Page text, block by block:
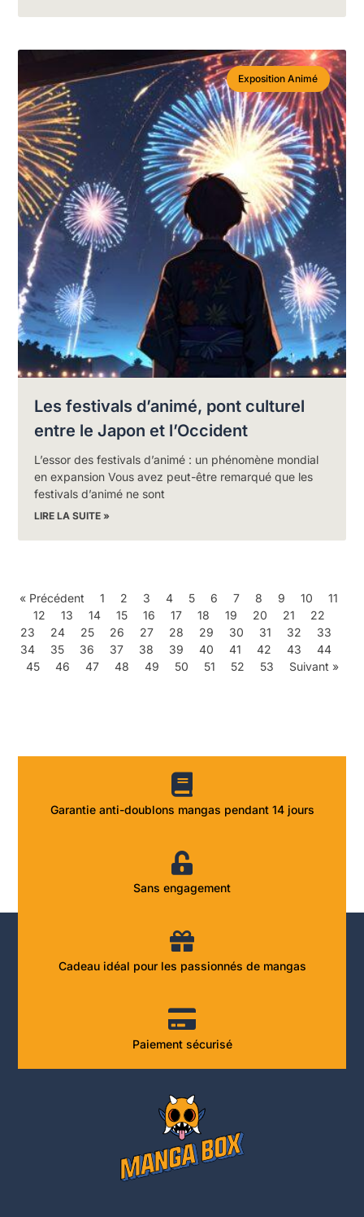
Exposition Animé
Les festivals d’animé, pont culturel
entre le Japon et l’Occident
L’essor des festivals d’animé : un phénomène mondial
en expansion Vous avez peut-être remarqué que les
festivals d’animé ne sont
LIRE LA SUITE »
« Précédent 1 2 3 4 5 6 7 8 9 10
11
12
13 14 15 16 17 18 19 20 21
22
23
24 25 26 27 28 29 30 31 32
33
34
35 36 37 38 39 40 41 42 43
44
45
46 47 48 49 50 51 52 53 Suivant »
Garantie anti-doublons mangas pendant 14 jours
Sans engagement
Cadeau idéal pour les passionnés de mangas
Paiement sécurisé